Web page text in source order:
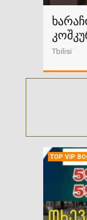
Tbilisi
TOP VIP